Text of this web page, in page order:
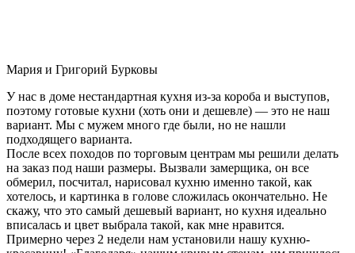
Мария и Григорий Бурковы
У нас в доме нестандартная кухня из-за короба и выступов,
поэтому готовые кухни (хоть они и дешевле) — это не наш
вариант. Мы с мужем много где были, но не нашли
подходящего варианта.
После всех походов по торговым центрам мы решили делать
на заказ под наши размеры. Вызвали замерщика, он все
обмерил, посчитал, нарисовал кухню именно такой, как
хотелось, и картинка в голове сложилась окончательно. Не
скажу, что это самый дешевый вариант, но кухня идеально
вписалась и цвет выбрала такой, как мне нравится.
Примерно через 2 недели нам установили нашу кухню-